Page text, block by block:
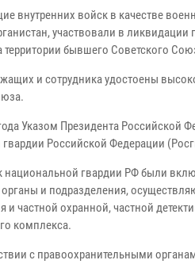
внутренних войск в качестве
участвовали в
бывшего Советского
и сотрудника удостоены
Указом Президента Российской
Российской Федерации
национальной гвардии РФ были
органы и подразделения,
и частной охранной, частной
комплекса.
с правоохранительными